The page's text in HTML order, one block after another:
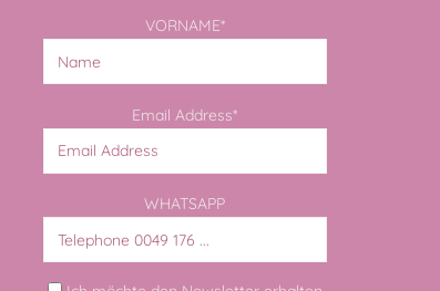
VORNAME*
Email Address*
WHATSAPP